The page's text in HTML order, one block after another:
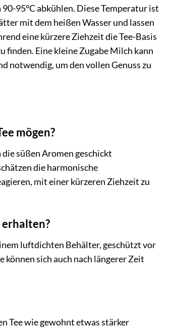
95°C abkühlen. Diese Temperatur ist
mit dem heißen Wasser und lassen
eine kürzere Ziehzeit die Tee-Basis
finden. Eine kleine Zugabe Milch kann
notwendig, um den vollen Genuss zu
mögen?
süßen Aromen geschickt
die harmonische
mit einer kürzeren Ziehzeit zu
erhalten?
luftdichten Behälter, geschützt vor
sich auch nach längerer Zeit
Tee wie gewohnt etwas stärker